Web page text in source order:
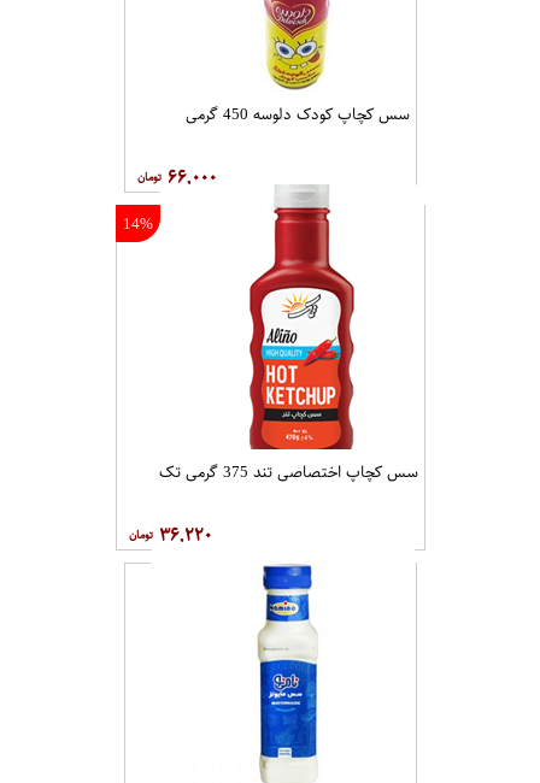
سس کچاپ کودک دلوسه 450 گرمی
۶۶,۰۰۰
14%
سس کچاپ اختصاصی تند 375 گرمی تک
۳۶,۲۲۰